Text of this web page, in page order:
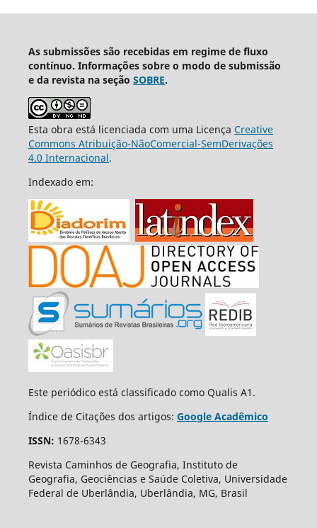
As submissões são recebidas em regime de fluxo
contínuo. Informações sobre o modo de submissão
e da revista na seção SOBRE.
Esta obra está licenciada com uma Licença Creative
Commons Atribuição-NãoComercial-SemDerivações
4.0 Internacional.
Indexado em:
Este periódico está classificado como Qualis A1.
Índice de Citações dos artigos: Google Acadêmico
ISSN: 1678-6343
Revista Caminhos de Geografia, Instituto de
Geografia, Geociências e Saúde Coletiva, Universidade
Federal de Uberlândia, Uberlândia, MG, Brasil